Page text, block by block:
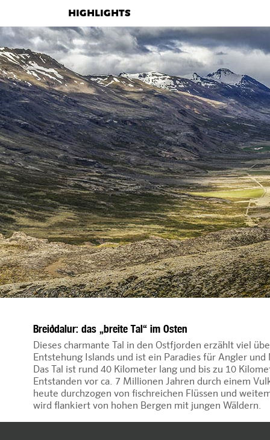
HIGHLIGHTS
Breiðdalur: das „breite Tal“ im Osten
Dieses charmante Tal in den Ostfjorden erzählt viel
Entstehung Islands und ist ein Paradies für Angler
Das Tal ist rund 40 Kilometer lang und bis zu 10
Entstanden vor ca. 7 Millionen Jahren durch einem
heute durchzogen von fischreichen Flüssen und
wird flankiert von hohen Bergen mit jungen Wäldern.